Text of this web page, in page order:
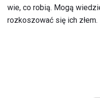
wie, co robią. Mogą
rozkoszować się ich złem.